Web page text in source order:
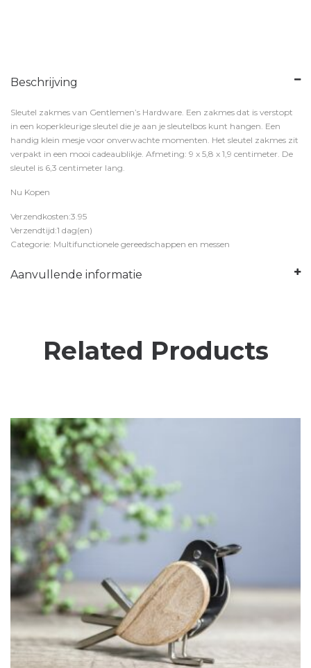
Beschrijving
Sleutel zakmes van Gentlemen’s Hardware. Een zakmes dat is verstopt
in een koperkleurige sleutel die je aan je sleutelbos kunt hangen. Een
handig klein mesje voor onverwachte momenten. Het sleutel zakmes zit
verpakt in een mooi cadeaublikje. Afmeting: 9 x 5,8 x 1,9 centimeter. De
sleutel is 6,3 centimeter lang.
Nu Kopen
Verzendkosten:3.95
Verzendtijd:1 dag(en)
Categorie: Multifunctionele gereedschappen en messen
Aanvullende informatie
Related Products